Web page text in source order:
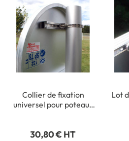
Collier de fixation
universel pour poteaux
30,80 € HT
Lot